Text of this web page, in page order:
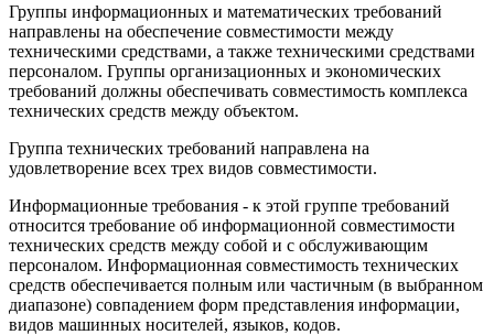
Группы информационных и математиче­ских требований
направлены на обеспечение совместимости между
техническими сред­ствами, а также техническими средствами
персоналом. Группы организационных и экономиче­ских
требований должны обеспечивать со­вместимость комплекса
технических средств между объектом.
Группа технических требований направле­на на
удовлетворение всех трех видов совме­стимости.
Информационные требования - к этой груп­пе требований
относится требование об ин­формационной совместимости
технических средств между собой и с обслуживающим
персоналом. Информационная совмести­мость технических
средств обеспечивается полным или частичным (в выбранном
диапа­зоне) совпадением форм представления ин­формации,
видов машинных носителей, язы­ков, кодов.